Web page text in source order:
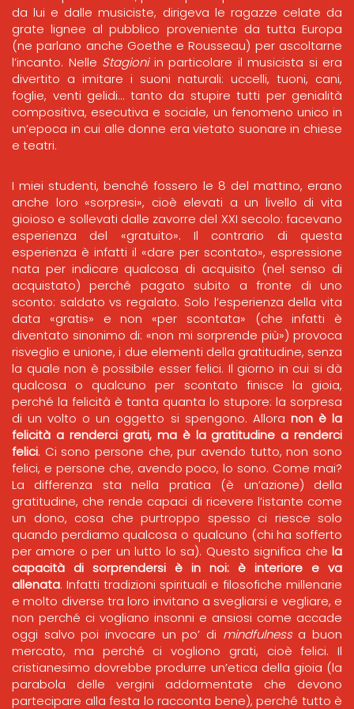
da lui e dalle musiciste, dirigeva le ragazze celate da
grate lignee al pubblico proveniente da tutta Europa
(ne parlano anche Goethe e Rousseau) per ascoltarne
l’incanto. Nelle Stagioniin particolare il musicista si era
divertito a imitare i suoni naturali: uccelli, tuoni, cani,
foglie, venti gelidi… tanto da stupire tutti per genialità
compositiva, esecutiva e sociale, un fenomeno unico in
un’epoca in cui alle donne era vietato suonare in chiese
e teatri.
I miei studenti, benché fossero le 8 del mattino, erano
anche loro «sorpresi», cioè elevati a un livello di vita
gioioso e sollevati dalle zavorre del XXI secolo: facevano
esperienza del «gratuito». Il contrario di questa
esperienza è infatti il «dare per scontato», espressione
nata per indicare qualcosa di acquisito (nel senso di
acquistato) perché pagato subito a fronte di uno
sconto: saldato vs regalato. Solo l’esperienza della vita
data «gratis» e non «per scontata» (che infatti è
diventato sinonimo di: «non mi sorprende più») provoca
risveglio e unione, i due elementi della gratitudine, senza
la quale non è possibile esser felici. Il giorno in cui si dà
qualcosa o qualcuno per scontato finisce la gioia,
perché la felicità è tanta quanta lo stupore: la sorpresa
di un volto o un oggetto si spengono. Allora non è la
felicità a renderci grati, ma è la gratitudine a renderci
felici. Ci sono persone che, pur avendo tutto, non sono
felici, e persone che, avendo poco, lo sono. Come mai?
La differenza sta nella pratica (è un’azione) della
gratitudine, che rende capaci di ricevere l’istante come
un dono, cosa che purtroppo spesso ci riesce solo
quando perdiamo qualcosa o qualcuno (chi ha sofferto
per amore o per un lutto lo sa). Questo significa che la
capacità di sorprendersi è in noi: è interiore e va
allenata. Infatti tradizioni spirituali e filosofiche millenarie
e molto diverse tra loro invitano a svegliarsi e vegliare, e
non perché ci vogliano insonni e ansiosi come accade
oggi salvo poi invocare un po’ di mindfulness a buon
mercato, ma perché ci vogliono grati, cioè felici. Il
cristianesimo dovrebbe produrre un’etica della gioia (la
parabola delle vergini addormentate che devono
partecipare alla festa lo racconta bene), perché tutto è